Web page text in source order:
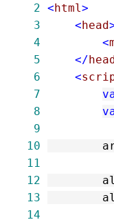
2 <html >
3
<head
4
<
5
</
6
<
7
8
9
10
11
12
13
14